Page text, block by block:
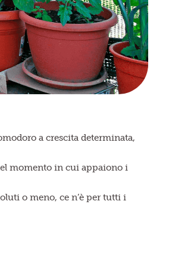
a crescita determinata,
momento in cui appaiono i
o meno, ce n’è per tutti i